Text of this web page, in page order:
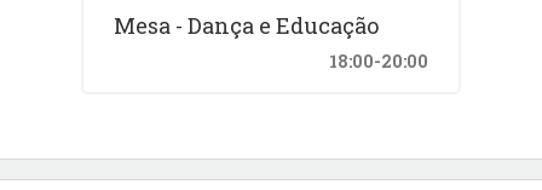
Mesa - Dança e Educação
18:00-20:00